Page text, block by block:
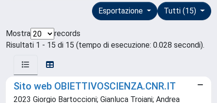
Tutti (15)
Esportazione
Mostra
records
Risultati 1 - 15 di 15 (tempo di esecuzione: 0.028 secondi).
Sito web OBIETTIVOSCIENZA.CNR.IT
2023 Giorgio Bartoccioni; Gianluca Troiani; Andrea